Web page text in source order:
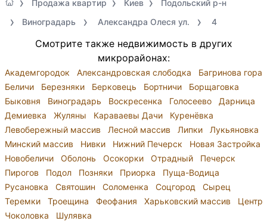
Продажа квартир Киев
Подольский р-н
Виноградарь
Александра Олеся ул. 4
Смотрите также недвижимость в других
микрорайонах:
Академгородок Александровская слободка
Багринова гора
Беличи
Березняки Берковець Бортничи
Борщаговка
Быковня
Виноградарь Воскресенка Голосеево
Дарница
Демиевка
Жуляны Караваевы Дачи
Куренёвка
Левобережный массив
Лесной массив Липки
Лукьяновка
Минский массив
Нивки Нижний Печерск
Новая Застройка
Новобеличи
Оболонь Осокорки Отрадный
Печерск
Пирогов
Подол Позняки Приорка
Пуща-Водица
Русановка
Святошин Соломенка Соцгород
Сырец
Теремки
Троещина Феофания Харьковский массив
Центр
Чоколовка
Шулявка